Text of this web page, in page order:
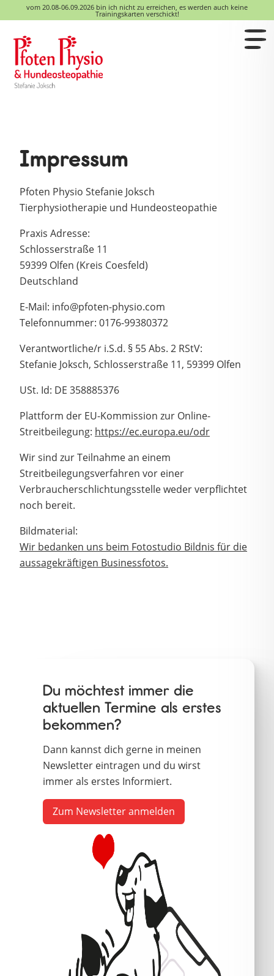
vom 20.08-06.09.2026 bin ich nicht zu erreichen, es werden auch keine
Trainingskarten verschickt!
Impressum
Pfoten Physio Stefanie Joksch
Tierphysiotherapie und Hundeosteopathie
Praxis Adresse:
Schlosserstraße 11
59399 Olfen (Kreis Coesfeld)
Deutschland
E-Mail: info@pfoten-physio.com
Telefonnummer: 0176-99380372
Verantwortliche/r i.S.d. § 55 Abs. 2 RStV:
Stefanie Joksch, Schlosserstraße 11, 59399 Olfen
USt. Id: DE 358885376
Plattform der EU-Kommission zur Online-
Streitbeilegung: https://ec.europa.eu/odr
Wir sind zur Teilnahme an einem
Streitbeilegungsverfahren vor einer
Verbraucherschlichtungsstelle weder verpflichtet
noch bereit.
Bildmaterial:
Wir bedanken uns beim Fotostudio Bildnis für die
aussagekräftigen Businessfotos.
Du möchtest immer die
aktuellen Termine als erstes
bekommen?
Dann kannst dich gerne in meinen
Newsletter eintragen und du wirst
immer als erstes Informiert.
Zum Newsletter anmelden